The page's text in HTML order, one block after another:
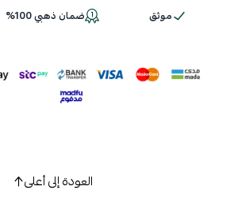
اسحب و افلت الملف هنا
موثق ضمان ذهبي 100%
العودة إلى أعلى